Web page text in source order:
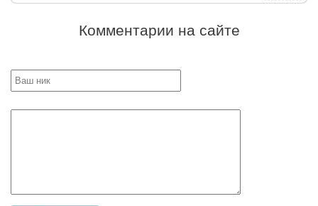
Комментарии на сайте